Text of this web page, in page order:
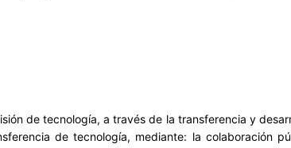
de tecnología, a través de la transferencia y
de tecnología, mediante: la colaboración